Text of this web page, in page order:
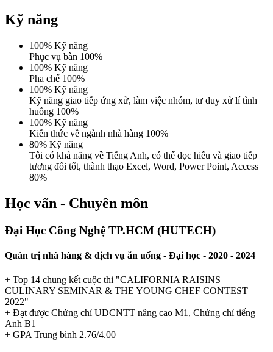
Kỹ năng
100% Kỹ năng
Phục vụ bàn 100%
100% Kỹ năng
Pha chế 100%
100% Kỹ năng
Kỹ năng giao tiếp ứng xử, làm việc nhóm, tư duy xử lí tình
huống 100%
100% Kỹ năng
Kiến thức về ngành nhà hàng 100%
80% Kỹ năng
Tôi có khả năng về Tiếng Anh, có thể đọc hiểu và giao tiếp
tương đối tốt, thành thạo Excel, Word, Power Point, Access
80%
Học vấn - Chuyên môn
Đại Học Công Nghệ TP.HCM (HUTECH)
Quản trị nhà hàng & dịch vụ ăn uống - Đại học - 2020 - 2024
+ Top 14 chung kết cuộc thi "CALIFORNIA RAISINS
CULINARY SEMINAR & THE YOUNG CHEF CONTEST
2022"
+ Đạt được Chứng chỉ UDCNTT nâng cao M1, Chứng chỉ tiếng
Anh B1
+ GPA Trung bình 2.76/4.00